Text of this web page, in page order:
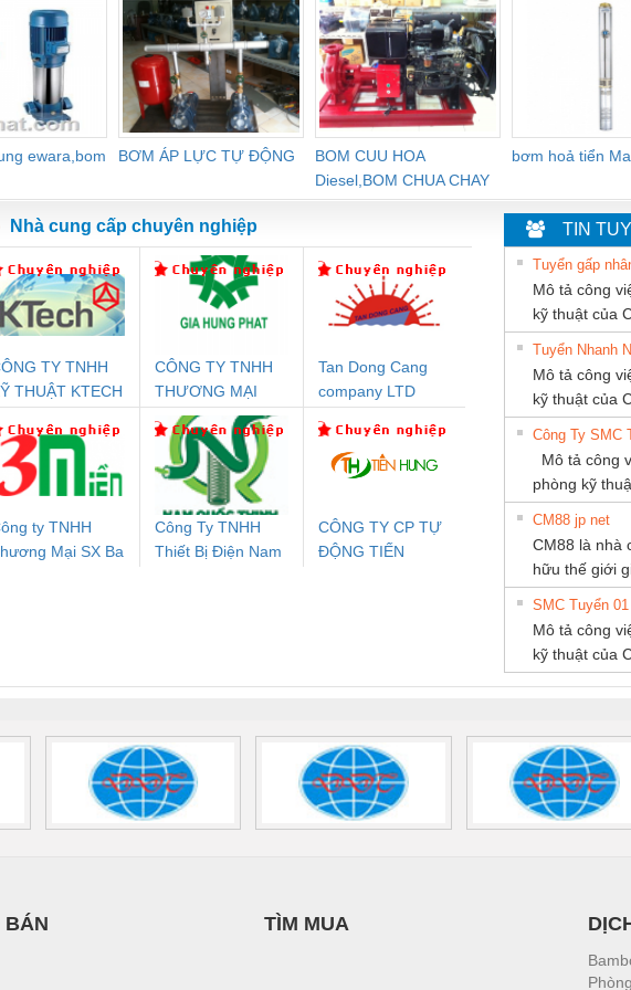
ewara,bom
BƠM ÁP LỰC TỰ ĐỘNG
BOM CUU HOA
Diesel,BOM CHUA CHAY
bơm hoả tiển
An Toàn
Contact
1NO-
24DC-SP -
Rơ Le An Toàn
Phoenix Contact
PSR-SCP-
24UC/ESL4/3X1/1X2/B
- 2981059
Điện AC
Mô-đun Ắc Quy UPS
Bộ Lặp Tín Hiệu
PROFIBUS Phoenix
Contact PSI-REP-
2708863
Rơ Le An Toàn
Phoenix Contact
2986960 – PSR-
SCP-
24DC/FSP/2X1/1X2
Rơ Le An Toàn
Bộ giám sát chuỗi
tấm pin
TRANSCLINIC 16I+
1K5 H (2502520000)
Nhà cung cấp chuyên nghiệp
TY TNHH
THUẬT KTECH
CÔNG TY TNHH
THƯƠNG MẠI
DỊCH VỤ KỸ
THUẬT ĐIỆN CƠ
GIA HƯNG PHÁT
Tan Dong Cang
company LTD
ty TNHH
Mại SX Ba
Công Ty TNHH
Thiết Bị Điện Nam
CÔNG TY CP TỰ
ĐỘNG TIẾN
Cty TNHH TM QC
Ba Miền
CÔNG TY CỔ
PHẦN TỰ ĐỘNG
TIẾN HƯNG
TIN
Mô tả công
kỹ thuật của
Tuyển Nhanh
Mô tả công
kỹ thuật của
Mô tả công
phòng kỹ
CM88 jp net
CM88 là nhà
hữu thế giới
SMC Tuyển
Mô tả công
kỹ thuật của
BÁN TÌM MUA